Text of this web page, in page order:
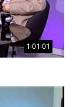
1:01:01